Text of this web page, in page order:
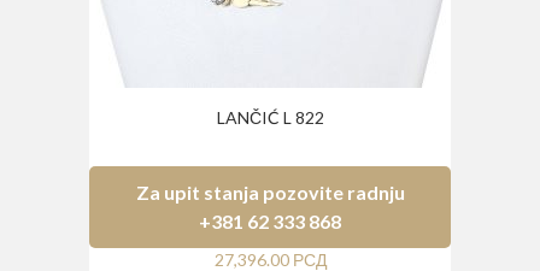
LANČIĆ L 822
Za upit stanja pozovite radnju
+381 62 333 868
27,396.00 РСД